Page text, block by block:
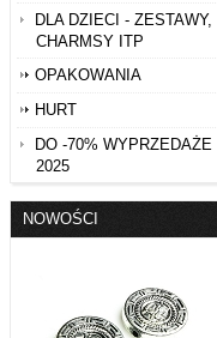
DLA DZIECI - ZESTAWY,
CHARMSY ITP
OPAKOWANIA
HURT
DO -70% WYPRZEDAŻE
2025
NOWOŚCI